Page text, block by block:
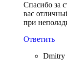
Спасибо за
вас
при
Ответить
Dmitry